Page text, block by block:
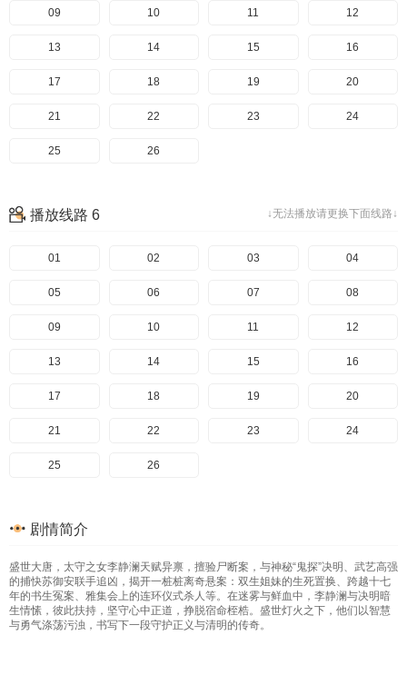
09 10 11 12
13 14 15 16
17 18 19 20
21 22 23 24
25 26
↓无法播放请更换下面线路↓
播放线路 6
01 02 03 04
05 06 07 08
09 10 11 12
13 14 15 16
17 18 19 20
21 22 23 24
25 26
剧情简介
盛世大唐，太守之女李静澜天赋异禀，擅验尸断案，与神秘“鬼探”决明、武艺高强
的捕快苏御安联手追凶，揭开一桩桩离奇悬案：双生姐妹的生死置换、跨越十七
年的书生冤案、雅集会上的连环仪式杀人等。在迷雾与鲜血中，李静澜与决明暗
生情愫，彼此扶持，坚守心中正道，挣脱宿命桎梏。盛世灯火之下，他们以智慧
与勇气涤荡污浊，书写下一段守护正义与清明的传奇。